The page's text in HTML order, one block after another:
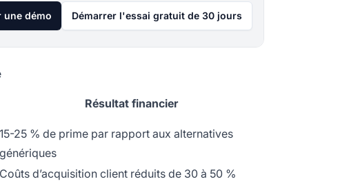
une démo Démarrer l'essai gratuit de 30 jours
Résultat financier
15-25 % de prime par rapport aux alternatives
génériques
Coûts d’acquisition client réduits de 30 à 50 %